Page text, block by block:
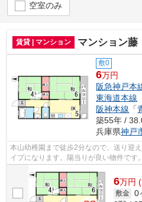
空室のみ
賃貸 | マンション マンション藤
敷0
6万円
阪急神戸本
東海道本線
阪神本線 「
築55年 /
兵庫県神戸
本山幼稚園まで徒歩2分なので、送り迎
イプになります。陽当りが良い物件です
す。神戸市東灘区エリアと阪急神戸本線
6万円
敷金 0